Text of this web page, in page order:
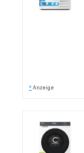
* Anzeige